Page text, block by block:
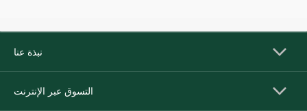
نبذة عنا
التسوق عبر الإنترنت